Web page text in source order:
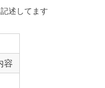
述してます
容